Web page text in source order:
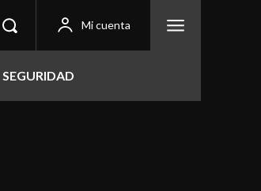
Mi cuenta
SEGURIDAD